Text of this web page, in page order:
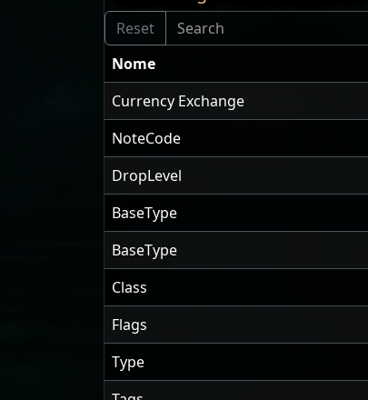
Nome
Currency Exchange
NoteCode
DropLevel
BaseType
BaseType
Class
Flags
Type